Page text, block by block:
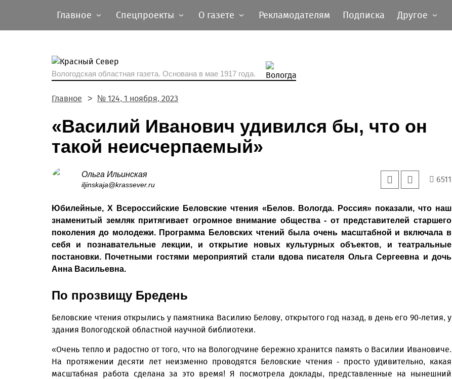
Главное Спецпроекты О газете Рекламодателям Подписка Другое
Вологодская областная газета. Основана в мае 1917 года.
Главное № 124, 1 ноября, 2023
«Василий Иванович удивился бы, что он
такой неисчерпаемый»
Ольга Ильинская
iljinskaja@krassever.ru
6511
Юбилейные, X Всероссийские Беловские чтения «Белов. Вологда. Россия» показали, что наш
знаменитый земляк притягивает огромное внимание общества - от представителей старшего
поколения до молодежи. Программа Беловских чтений была очень масштабной и включала в
себя и познавательные лекции, и открытие новых культурных объектов, и театральные
постановки. Почетными гостями мероприятий стали вдова писателя Ольга Сергеевна и дочь
Анна Васильевна.
По прозвищу Бредень
Беловские чтения открылись у памятника Василию Белову, открытого год назад, в день его 90-летия, у
здания Вологодской областной научной библиотеки.
«Очень тепло и радостно от того, что на Вологодчине бережно хранится память о Василии Ивановиче.
На протяжении десяти лет неизменно проводятся Беловские чтения - просто удивительно, какая
масштабная работа сделана за это время! Я посмотрела доклады, представленные на нынешний